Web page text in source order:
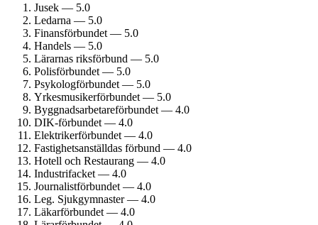
Jusek — 5.0
Ledarna — 5.0
Finans­förbundet — 5.0
Handels — 5.0
Lärarnas riksförbund — 5.0
Polisförbundet — 5.0
Psykolog­förbundet — 5.0
Yrkesmusiker­förbundet — 5.0
Byggnadsarbetare­förbundet — 4.0
DIK-förbundet — 4.0
Elektriker­förbundet — 4.0
Fastighets­anställdas förbund — 4.0
Hotell och Restaurang — 4.0
Industrifacket — 4.0
Journalist­förbundet — 4.0
Leg. Sjukgymnaster — 4.0
Läkarförbundet — 4.0